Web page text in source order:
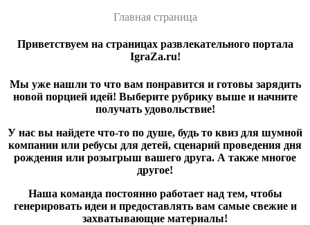
Главная страница
Приветствуем на страницах развлекательного портала
IgraZa.ru!
Мы уже нашли то что вам понравится и готовы зарядить
новой порцией идей! Выберите рубрику выше и начните
получать удовольствие!
У нас вы найдете что-то по душе, будь то квиз для шумной
компании или ребусы для детей, сценарий проведения дня
рождения или розыгрыш вашего друга. А также многое
другое!
Наша команда постоянно работает над тем, чтобы
генерировать идеи и предоставлять вам самые свежие и
захватывающие материалы!